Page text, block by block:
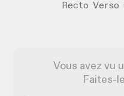
Recto
Vous avez vu
Faites-